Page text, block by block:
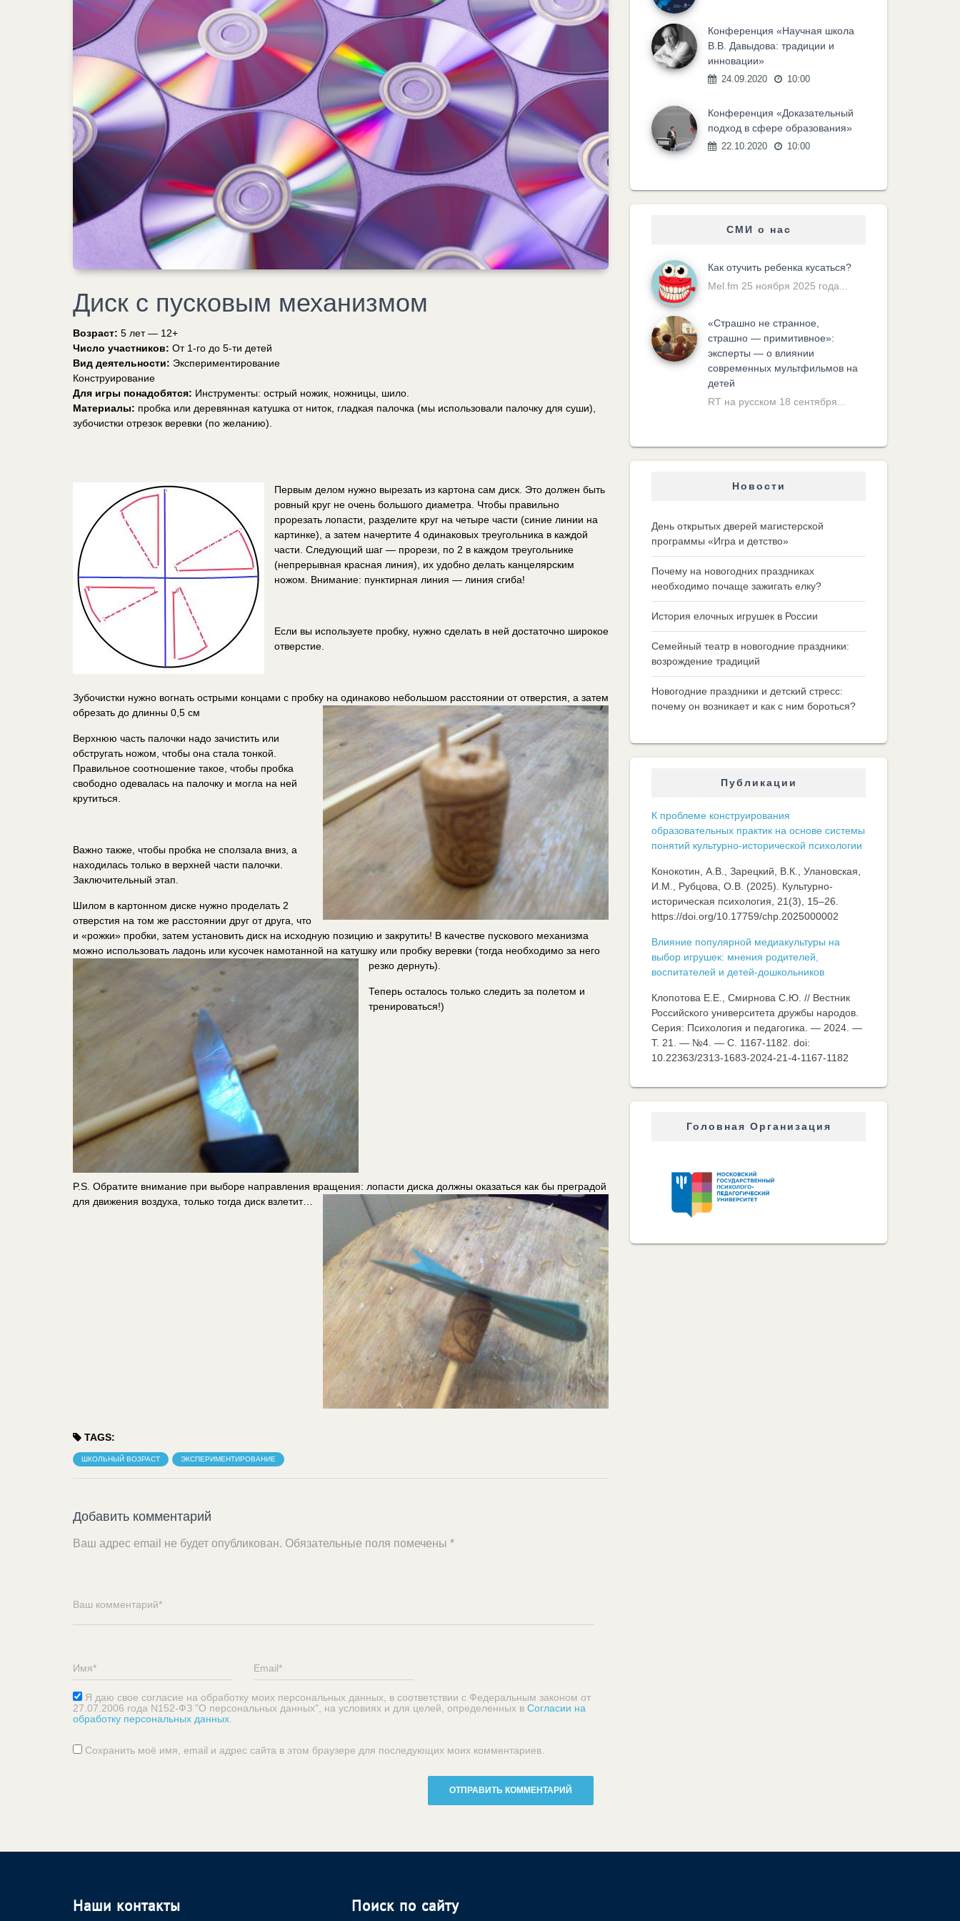
Диск с пусковым механизмом
Возраст: 5 лет — 12+
Число участников: От 1-го до 5-ти детей
Вид деятельности: Экспериментирование
Конструирование
Для игры понадобятся: Инструменты: острый ножик, ножницы, шило.
Материалы: пробка или деревянная катушка от ниток, гладкая палочка (мы использовали палочку для суши),
зубочистки отрезок веревки (по желанию).
Первым делом нужно вырезать из картона сам диск. Это должен быть
ровный круг не очень большого диаметра. Чтобы правильно
прорезать лопасти, разделите круг на четыре части (синие линии на
картинке), а затем начертите 4 одинаковых треугольника в каждой
части. Следующий шаг — прорези, по 2 в каждом треугольнике
(непрерывная красная линия), их удобно делать канцелярским
ножом. Внимание: пунктирная линия — линия сгиба!
Если вы используете пробку, нужно сделать в ней достаточно широкое
отверстие.
Зубочистки нужно вогнать острыми концами с пробку на одинаково небольшом расстоянии от отверстия, а затем
обрезать до длинны 0,5 см
Верхнюю часть палочки надо зачистить или
обстругать ножом, чтобы она стала тонкой.
Правильное соотношение такое, чтобы пробка
свободно одевалась на палочку и могла на ней
крутиться.
Важно также, чтобы пробка не сползала вниз, а
находилась только в верхней части палочки.
Заключительный этап.
Шилом в картонном диске нужно проделать 2
отверстия на том же расстоянии друг от друга, что
и «рожки» пробки, затем установить диск на исходную позицию и закрутить! В качестве пускового механизма
можно использовать ладонь или кусочек намотанной на катушку или пробку веревки (тогда необходимо за него
резко дернуть).
Теперь осталось только следить за полетом и
тренироваться!)
P.S. Обратите внимание при выборе направления вращения: лопасти диска должны оказаться как бы преградой
для движения воздуха, только тогда диск взлетит…
TAGS:
ШКОЛЬНЫЙ ВОЗРАСТ ЭКСПЕРИМЕНТИРОВАНИЕ
Добавить комментарий
Ваш адрес email не будет опубликован. Обязательные поля помечены *
Я даю свое согласие на обработку моих персональных данных, в соответствии с Федеральным законом от
27.07.2006 года N152-ФЗ "О персональных данных", на условиях и для целей, определенных в Согласии на
обработку персональных данных.
Сохранить моё имя, email и адрес сайта в этом браузере для последующих моих комментариев.
Конференция «Научная школа
В.В. Давыдова: традиции и
инновации»
24.09.2020 10:00
Конференция «Доказательный
подход в сфере образования»
22.10.2020 10:00
СМИ о нас
Как отучить ребенка кусаться?
Mel.fm 25 ноября 2025 года...
«Cтрашно не странное,
страшно — примитивное»:
эксперты — о влиянии
современных мультфильмов на
детей
RT на русском 18 сентября...
Новости
День открытых дверей магистерской
программы «Игра и детство»
Почему на новогодних праздниках
необходимо почаще зажигать елку?
История елочных игрушек в России
Семейный театр в новогодние праздники:
возрождение традиций
Новогодние праздники и детский стресс:
почему он возникает и как с ним бороться?
Публикации
К проблеме конструирования
образовательных практик на основе системы
понятий культурно-исторической психологии
Конокотин, А.В., Зарецкий, В.К., Улановская,
И.М., Рубцова, О.В. (2025). Культурно-
историческая психология, 21(3), 15–26.
https://doi.org/10.17759/chp.2025000002
Влияние популярной медиакультуры на
выбор игрушек: мнения родителей,
воспитателей и детей-дошкольников
Клопотова Е.Е., Смирнова С.Ю. // Вестник
Российского университета дружбы народов.
Серия: Психология и педагогика. — 2024. —
Т. 21. — №4. — C. 1167-1182. doi:
10.22363/2313-1683-2024-21-4-1167-1182
Головная Организация
Наши контакты Поиск по сайту